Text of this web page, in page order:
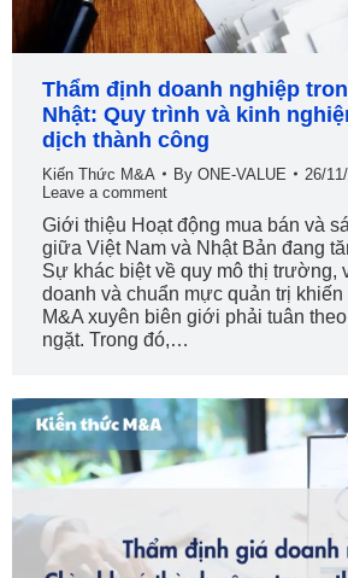
Thẩm định doanh nghiệp
Nhật: Quy trình và kinh
dịch thành công
Kiến Thức M&A By ONE-VALUE
26/
Leave a comment
Giới thiệu Hoạt động mua bán và
giữa Việt Nam và Nhật Bản đang
Sự khác biệt về quy mô thị trường,
doanh và chuẩn mực quản trị khiến
M&A xuyên biên giới phải tuân
ngặt. Trong đó,…